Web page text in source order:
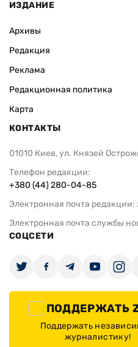
ИЗДАНИЕ
Архивы
Редакция
Реклама
Редакционная политика
Карта
КОНТАКТЫ
01010 Киев, ул. Князей
Телефон редакции:
+380 (44) 280-04-85
Электронная почта редакции:
Электронная почта службы
СОЦСЕТИ
ПОДДЕРЖАТЬ
Поддержать
журналистику!